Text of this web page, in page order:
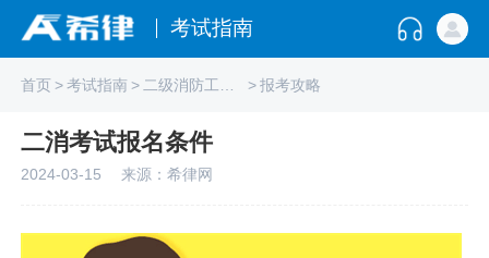
考试指南
首页>考试指南> > 报考攻略
二消考试报名条件
2024-03-15 来源：希律网